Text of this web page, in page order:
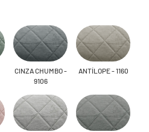
CINZA CHUMBO -
9106
ANTÍLOPE - 1160